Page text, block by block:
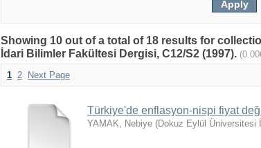
Showing 10 out of a total of 18 results for
İdari Bilimler Fakültesi Dergisi, C12/S2 (1997).
1 2 Next Page
Türkiye'de enflasyon-nispi fiyat
YAMAK, Nebiye (Dokuz Eylül Üniversitesi